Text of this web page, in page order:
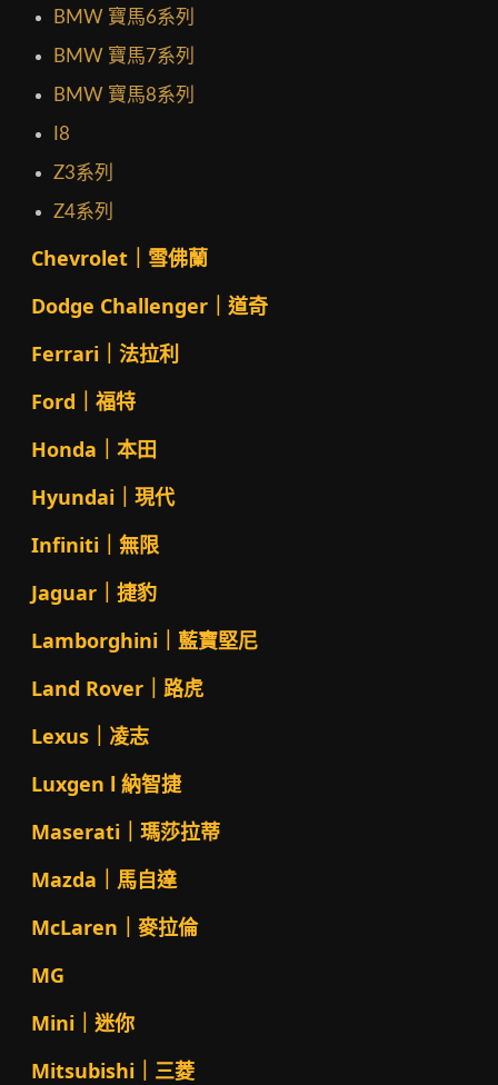
BMW 寶馬6系列
BMW 寶馬7系列
BMW 寶馬8系列
I8
Z3系列
Z4系列
Chevrolet｜雪佛蘭
Dodge Challenger｜道奇
Ferrari｜法拉利
Ford｜福特
Honda｜本田
Hyundai｜現代
Infiniti｜無限
Jaguar｜捷豹
Lamborghini｜藍寶堅尼
Land Rover｜路虎
Lexus｜凌志
Luxgen l 納智捷
Maserati｜瑪莎拉蒂
Mazda｜馬自達
McLaren｜麥拉倫
MG
Mini｜迷你
Mitsubishi｜三菱